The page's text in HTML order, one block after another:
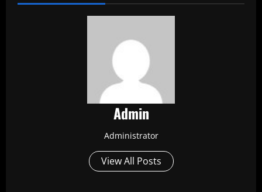
Admin
Administrator
View All Posts